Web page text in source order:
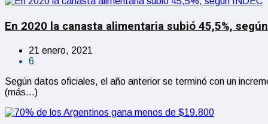
En 2020 la canasta alimentaria subió 45,5%, según
21 enero, 2021
6
Según datos oficiales, el año anterior se terminó con un
(más…)